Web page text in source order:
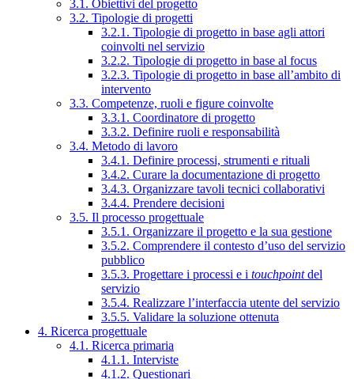
3.1. Obiettivi del progetto
3.2. Tipologie di progetti
3.2.1. Tipologie di progetto in base agli attori
coinvolti nel servizio
3.2.2. Tipologie di progetto in base al focus
3.2.3. Tipologie di progetto in base all’ambito di
intervento
3.3. Competenze, ruoli e figure coinvolte
3.3.1. Coordinatore di progetto
3.3.2. Definire ruoli e responsabilità
3.4. Metodo di lavoro
3.4.1. Definire processi, strumenti e rituali
3.4.2. Curare la documentazione di progetto
3.4.3. Organizzare tavoli tecnici collaborativi
3.4.4. Prendere decisioni
3.5. Il processo progettuale
3.5.1. Organizzare il progetto e la sua gestione
3.5.2. Comprendere il contesto d’uso del servizio
pubblico
3.5.3. Progettare i processi e i touchpointdel
servizio
3.5.4. Realizzare l’interfaccia utente del servizio
3.5.5. Validare la soluzione ottenuta
4. Ricerca progettuale
4.1. Ricerca primaria
4.1.1. Interviste
4.1.2. Questionari